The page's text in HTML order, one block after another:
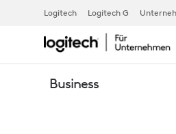
FÜR
Logitech Logitech G
Business